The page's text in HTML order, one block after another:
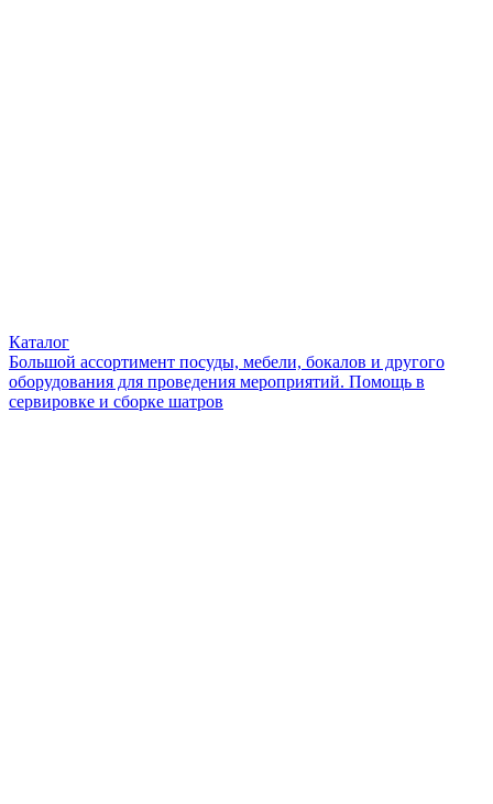
Каталог
Большой ассортимент посуды, мебели, бокалов и другого
оборудования для проведения мероприятий. Помощь в
сервировке и сборке шатров